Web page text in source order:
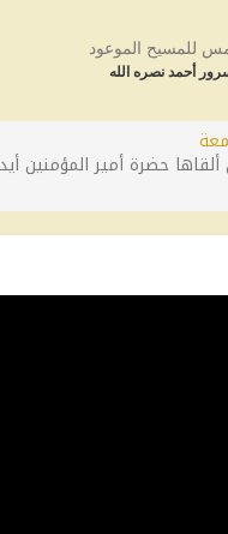
للمسيح الموعود
أحمد نصره الله
حضرة أمير المؤمنين